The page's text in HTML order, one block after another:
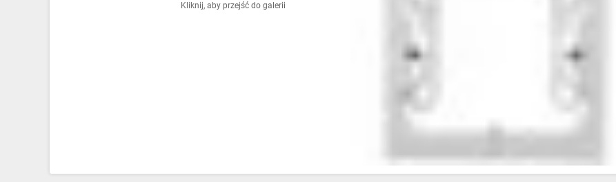
Kliknij, aby przejść do galerii